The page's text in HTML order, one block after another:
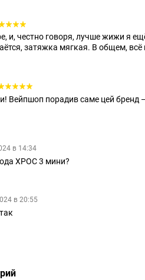
и, честно говоря, лучше жижи я
затяжка мягкая. В общем, всё
Вейпшоп порадив саме цей бренд
в 14:34
ХРОС 3 мини?
в 20:55